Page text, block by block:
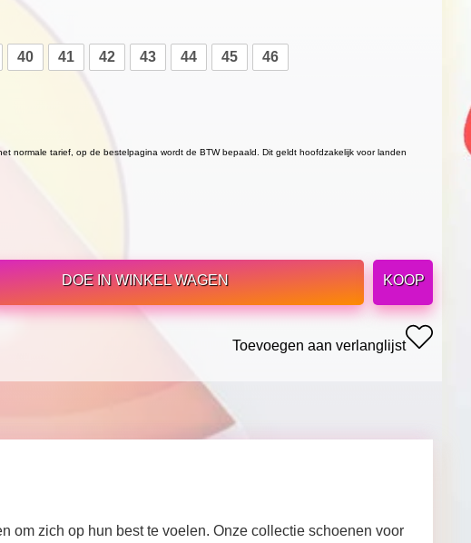
40 41 42 43 44 45 46
normale tarief, op de bestelpagina wordt de BTW bepaald. Dit geldt hoofdzakelijk voor landen
DOE IN WINKEL WAGEN
KOOP
Toevoegen aan verlanglijst
om zich op hun best te voelen. Onze collectie schoenen voor